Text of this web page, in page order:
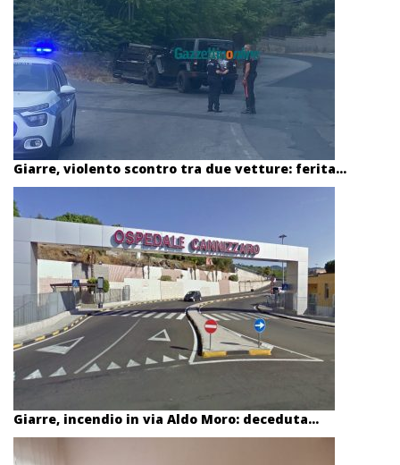
Giarre, violento scontro tra due vetture: ferita...
Giarre, incendio in via Aldo Moro: deceduta...